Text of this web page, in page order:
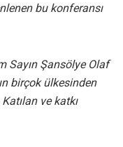
bu konferansı
Sayın Şansölye Olaf
birçok ülkesinden
ve katkı